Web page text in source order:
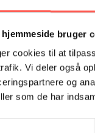
hjemmeside bruger
cookies til at
Vi deler også
og
som de har